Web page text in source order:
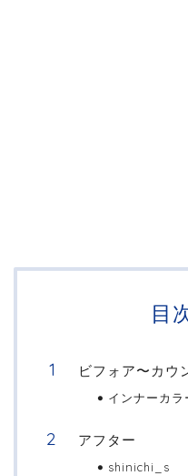
目
ビフォア〜カウ
インナーカ
アフター
shinichi_s